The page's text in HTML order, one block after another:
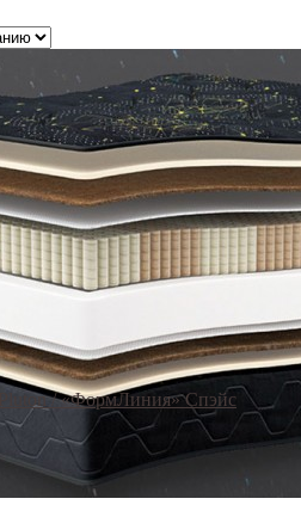
Pluton / «ФормЛиния» Спэйс